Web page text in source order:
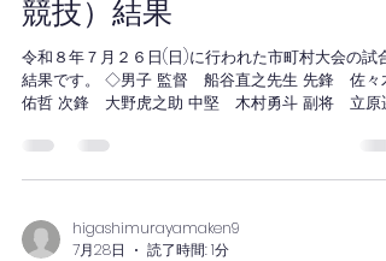
higashimurayamaken9
7月28日
読了時間: 1分
令和８年市町村大会（剣道
競技）結果
令和８年７月２６日(日)に行われた市町村大会の試合
結果です。 ◇男子 監督 船谷直之先生 先鋒 佐々木